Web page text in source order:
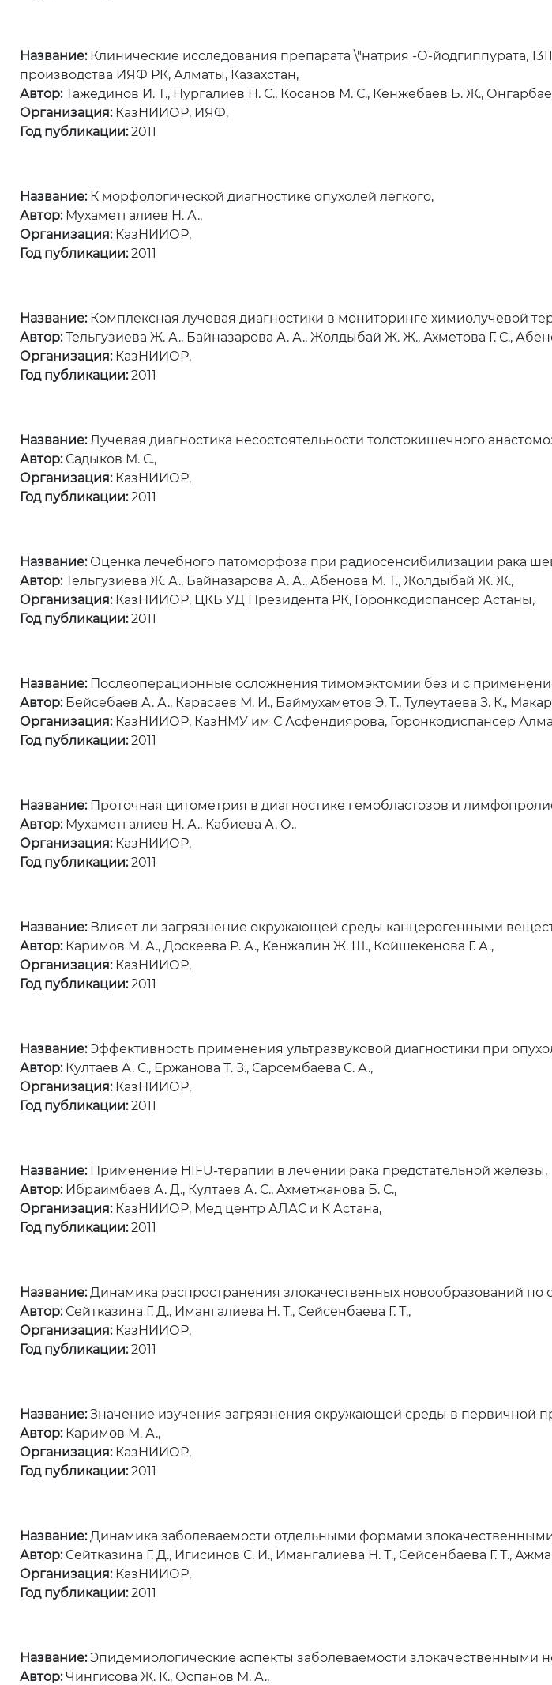
Название:Клинические исследования препарата \"натрия -О-йодгиппурата,
производства ИЯФ РК, Алматы, Казахстан,
Автор:Тажединов И. Т., Нургалиев Н. С., Косанов М. С., Кенжебаев Б. Ж.,
Организация:КазНИИОР, ИЯФ,
Год публикации:2011
Название:К морфологической диагностике опухолей легкого,
Автор:Мухаметгалиев Н. А.,
Организация:КазНИИОР,
Год публикации:2011
Название:Комплексная лучевая диагностики в мониторинге химиолучевой
Автор:Тельгузиева Ж. А., Байназарова А. А., Жолдыбай Ж. Ж., Ахметова Г. С.,
Организация:КазНИИОР,
Год публикации:2011
Название:Лучевая диагностика несостоятельности толстокишечного
Автор:Садыков М. С.,
Организация:КазНИИОР,
Год публикации:2011
Название:Оценка лечебного патоморфоза при радиосенсибилизации рака
Автор:Тельгузиева Ж. А., Байназарова А. А., Абенова М. Т., Жолдыбай Ж. Ж.,
Организация:КазНИИОР, ЦКБ УД Президента РК, Горонкодиспансер Астаны,
Год публикации:2011
Название:Послеоперационные осложнения тимомэктомии без и с
Автор:Бейсебаев А. А., Карасаев М. И., Баймухаметов Э. Т., Тулеутаева З. К.,
Организация:КазНИИОР, КазНМУ им С Асфендиярова, Горонкодиспансер
Год публикации:2011
Название:Проточная цитометрия в диагностике гемобластозов и
Автор:Мухаметгалиев Н. А., Кабиева А. О.,
Организация:КазНИИОР,
Год публикации:2011
Название:Влияет ли загрязнение окружающей среды канцерогенными
Автор:Каримов М. А., Доскеева Р. А., Кенжалин Ж. Ш., Койшекенова Г. А.,
Организация:КазНИИОР,
Год публикации:2011
Название:Эффективность применения ультразвуковой диагностики при
Автор:Култаев А. С., Ержанова Т. З., Сарсембаева С. А.,
Организация:КазНИИОР,
Год публикации:2011
Название:Применение HIFU-терапии в лечении рака предстательной железы,
Автор:Ибраимбаев А. Д., Култаев А. С., Ахметжанова Б. С.,
Организация:КазНИИОР, Мед центр АЛАС и К Астана,
Год публикации:2011
Название:Динамика распространения злокачественных новообразований по
Автор:Сейтказина Г. Д., Имангалиева Н. Т., Сейсенбаева Г. Т.,
Организация:КазНИИОР,
Год публикации:2011
Название:Значение изучения загрязнения окружающей среды в первичной
Автор:Каримов М. А.,
Организация:КазНИИОР,
Год публикации:2011
Название:Динамика заболеваемости отдельными формами
Автор:Сейтказина Г. Д., Игисинов С. И., Имангалиева Н. Т., Сейсенбаева Г. Т.,
Организация:КазНИИОР,
Год публикации:2011
Название:Эпидемиологические аспекты заболеваемости злокачественными
Автор:Чингисова Ж. К., Оспанов М. А.,